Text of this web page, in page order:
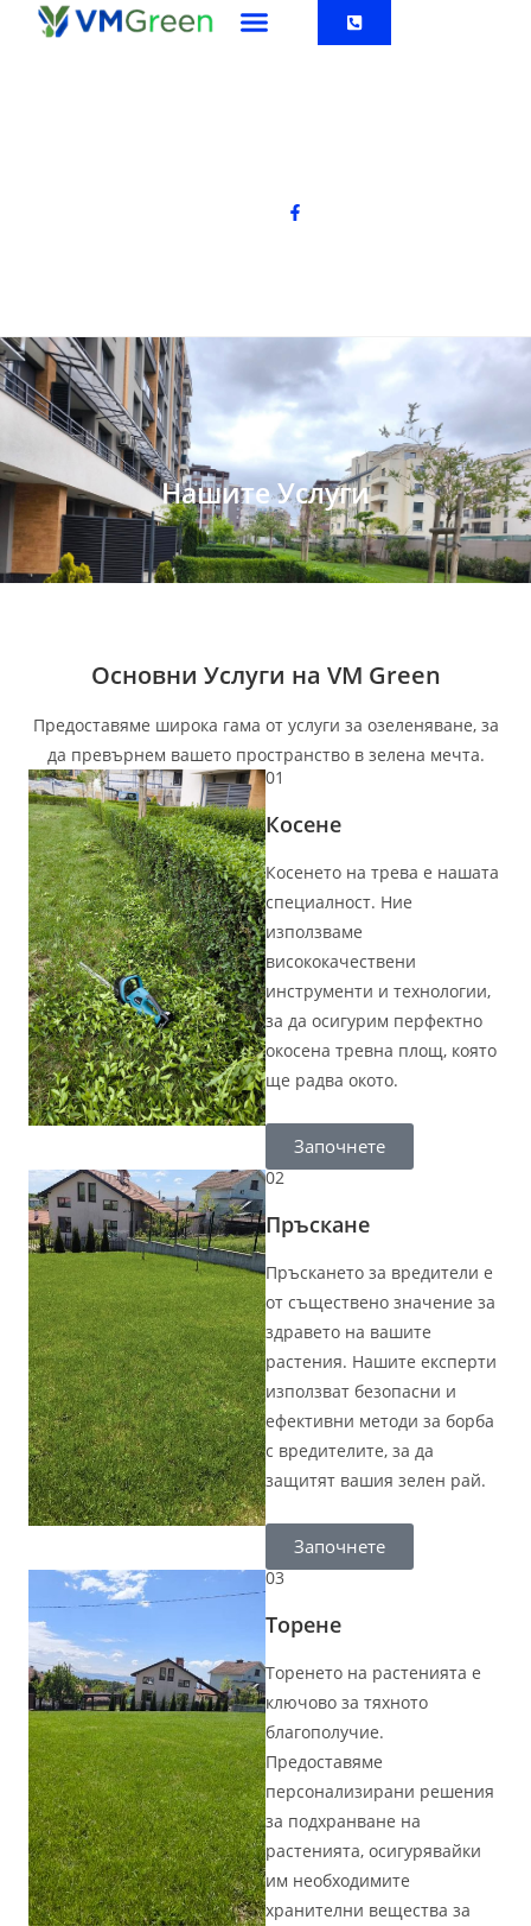
Нашите Услуги
Основни Услуги на VM Green​
Предоставяме широка гама от услуги за озеленяване, за
да превърнем вашето пространство в зелена мечта.​
01
Косене​
Косенето на трева е нашата
специалност. Ние
използваме
висококачествени
инструменти и технологии,
за да осигурим перфектно
окосена тревна площ, която
ще радва окото.
Започнете
02
Пръскане​
Пръскането за вредители е
от съществено значение за
здравето на вашите
растения. Нашите експерти
използват безопасни и
ефективни методи за борба
с вредителите, за да
защитят вашия зелен рай.
Започнете
03
Торене​
Торенето на растенията е
ключово за тяхното
благополучие.
Предоставяме
персонализирани решения
за подхранване на
растенията, осигурявайки
им необходимите
хранителни вещества за